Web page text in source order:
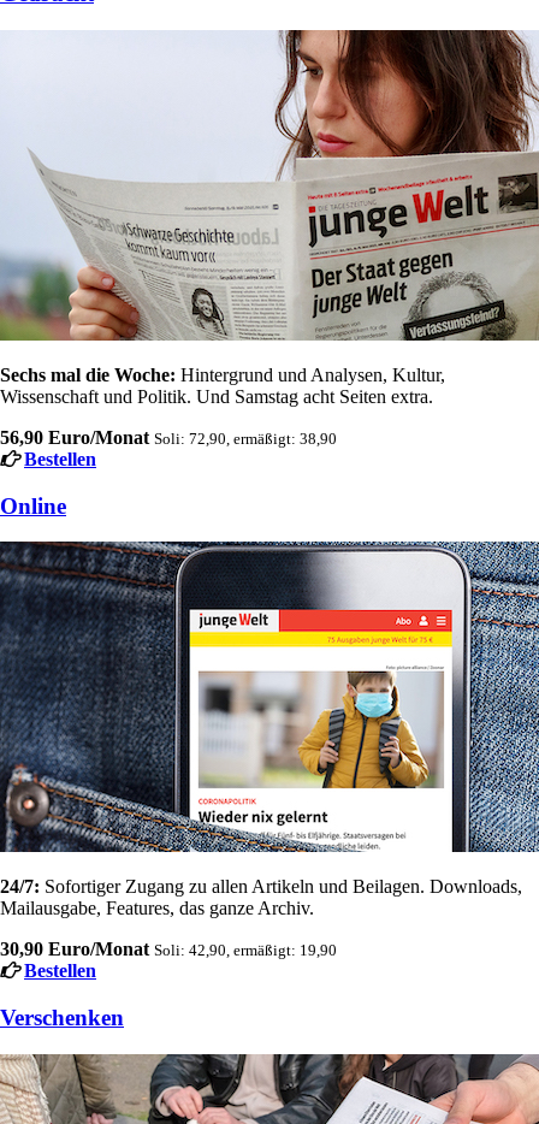
Sechs mal die Woche: Hintergrund und Analysen, Kultur,
Wissenschaft und Politik. Und Samstag acht Seiten extra.
56,90 Euro/Monat Soli: 72,90, ermäßigt: 38,90
Bestellen
Online
24/7: Sofortiger Zugang zu allen Artikeln und Beilagen. Downloads,
Mailausgabe, Features, das ganze Archiv.
30,90 Euro/Monat Soli: 42,90, ermäßigt: 19,90
Bestellen
Verschenken